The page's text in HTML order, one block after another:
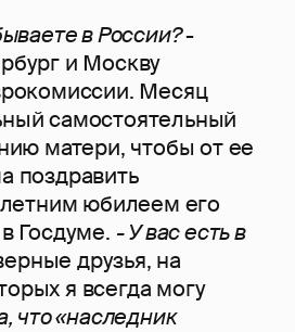
в России?-
и Москву
Месяц
самостоятельный
матери, чтобы от ее
поздравить
юбилеем его
Госдуме. - У вас есть в
друзья, на
я всегда могу
что «наследник